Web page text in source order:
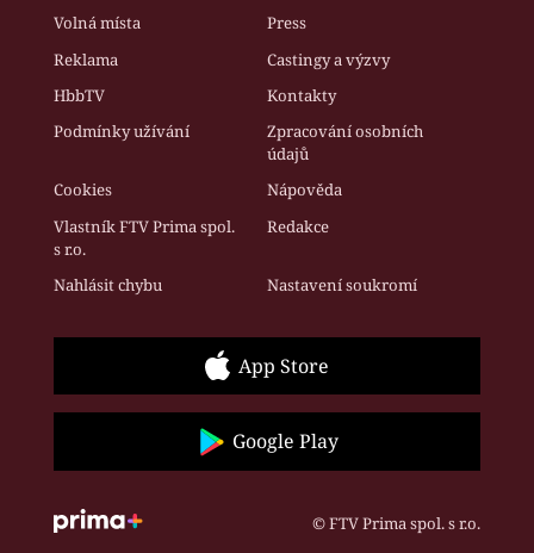
Volná místa
Press
Reklama
Castingy a výzvy
HbbTV
Kontakty
Podmínky užívání
Zpracování osobních
údajů
Cookies
Nápověda
Vlastník FTV Prima spol.
s r.o.
Redakce
Nahlásit chybu Nastavení soukromí
App Store
Google Play
© FTV Prima spol. s r.o.